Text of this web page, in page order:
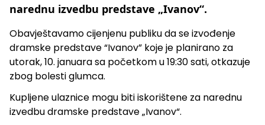
narednu izvedbu predstave „Ivanov“.
Obavještavamo cijenjenu publiku da se izvođenje
dramske predstave “Ivanov” koje je planirano za
utorak, 10. januara sa početkom u 19:30 sati, otkazuje
zbog bolesti glumca.
Kupljene ulaznice mogu biti iskorištene za narednu
izvedbu dramske predstave „Ivanov“.